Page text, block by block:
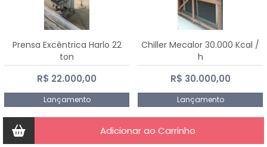
Prensa Excêntrica Harlo 22
ton
R$ 22.000,00
Lançamento
Chiller Mecalor 30.000 Kcal /
h
R$ 30.000,00
Lançamento
Adicionar ao Carrinho